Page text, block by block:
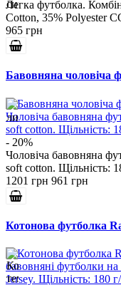
Легка футболка.
Cotton, 35% Polyester
965 грн
Бавовняна чоловіча
- 20%
Чоловіча бавовняна
soft cotton. Щільність:
1201 грн 961 грн
Котонова футболка